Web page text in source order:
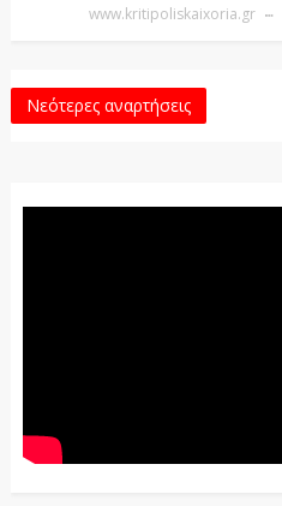
www.kritipoliskaixoria.gr
Νεότερες αναρτήσεις